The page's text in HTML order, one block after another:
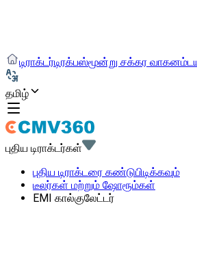
டிராக்டர்டிரக்பஸ்மூன்று சக்கர வாகனம்
தமிழ்
புதிய டிராக்டர்கள்
புதிய டிராக்டரை கண்டுபிடிக்கவும்
டீலர்கள் மற்றும் ஷோரூம்கள்
EMI கால்குலேட்டர்